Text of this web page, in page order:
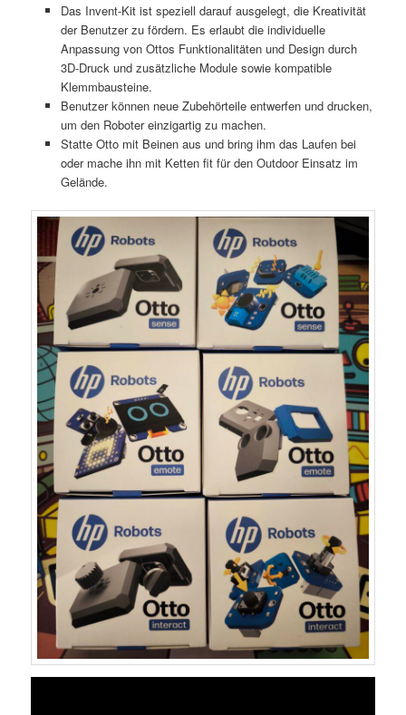
Das Invent-Kit ist speziell darauf ausgelegt, die Kreativität
der Benutzer zu fördern. Es erlaubt die individuelle
Anpassung von Ottos Funktionalitäten und Design durch
3D-Druck und zusätzliche Module sowie kompatible
Klemmbausteine.
Benutzer können neue Zubehörteile entwerfen und drucken,
um den Roboter einzigartig zu machen.
Statte Otto mit Beinen aus und bring ihm das Laufen bei
oder mache ihn mit Ketten fit für den Outdoor Einsatz im
Gelände.